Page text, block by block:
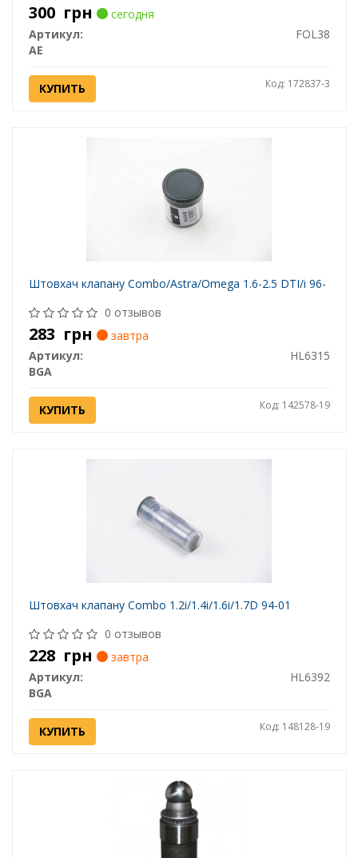
300 грн
сегодня
Артикул:
FOL38
AE
КУПИТЬ Код: 172837-3
Штовхач клапану Combo/Astra/Omega 1.6-2.5 DTI/i 96-
0 отзывов
283 грн
завтра
Артикул:
HL6315
BGA
КУПИТЬ Код: 142578-19
Штовхач клапану Combo 1.2i/1.4i/1.6i/1.7D 94-01
0 отзывов
228 грн
завтра
Артикул:
HL6392
BGA
КУПИТЬ Код: 148128-19